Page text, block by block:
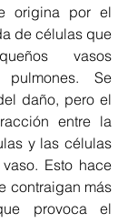
origina por el
de células que
vasos
Se
daño, pero el
entre la
y las células
Esto hace
contraigan más
provoca el